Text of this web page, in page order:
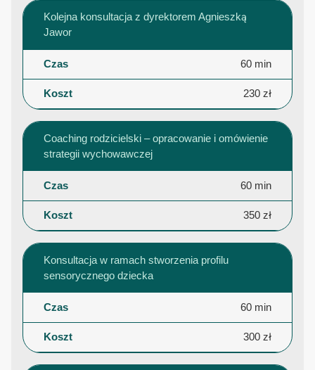
Kolejna konsultacja z dyrektorem Agnieszką
Jawor
60 min
230 zł
Coaching rodzicielski – opracowanie i omówienie
strategii wychowawczej
60 min
350 zł
Konsultacja w ramach stworzenia profilu
sensorycznego dziecka
60 min
300 zł